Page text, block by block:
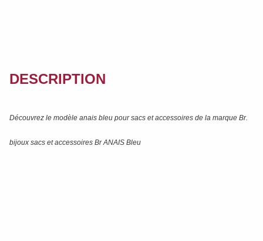
DESCRIPTION
Découvrez le modèle anais bleupour sacs et accessoires de la marque Br.
bijoux sacs et accessoires Br ANAIS Bleu